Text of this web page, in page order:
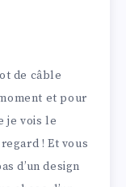
de câble
et pour
je vois le
! Et vous
d’un design